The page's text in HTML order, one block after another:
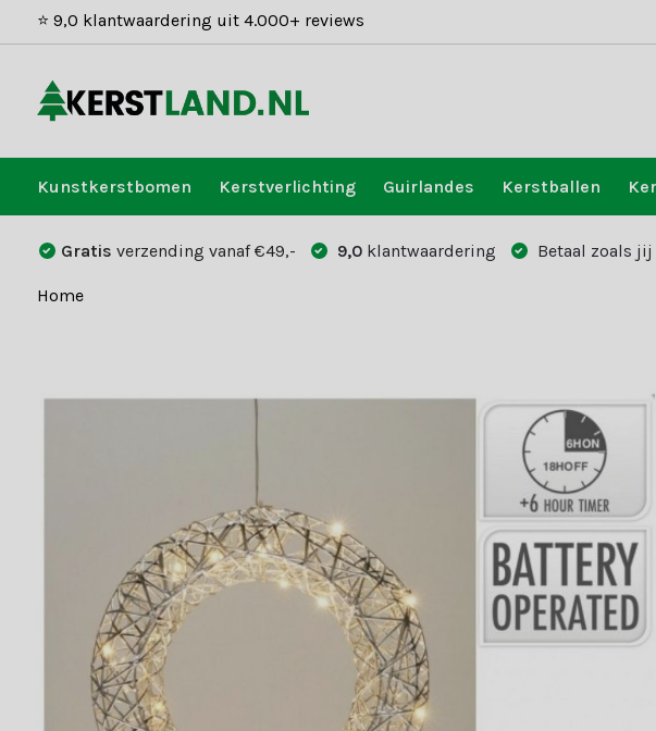
⭐ 9,0 klantwaardering uit 4.000+ reviews
Kunstkerstbomen Kerstverlichting Guirlandes Kerstballen
Gratis verzending vanaf €49,- 9,0 klantwaardering Betaal zoals
Home